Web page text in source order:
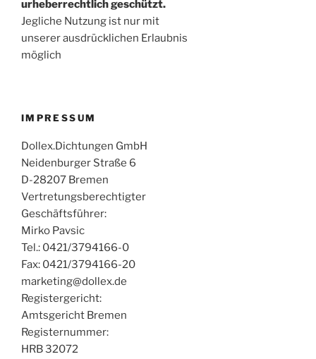
urheberrechtlich geschützt.
Jegliche Nutzung ist nur mit
unserer ausdrücklichen Erlaubnis
möglich
IMPRESSUM
Dollex.Dichtungen GmbH
Neidenburger Straße 6
D-28207 Bremen
Vertretungsberechtigter
Geschäftsführer:
Mirko Pavsic
Tel.: 0421/3794166-0
Fax: 0421/3794166-20
marketing@dollex.de
Registergericht:
Amtsgericht Bremen
Registernummer:
HRB 32072